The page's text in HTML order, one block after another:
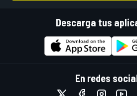
Descarga tus
En redes